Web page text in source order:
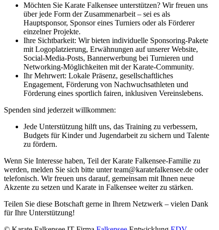
Möchten Sie Karate Falkensee unterstützen? Wir freuen uns
über jede Form der Zusammenarbeit – sei es als
Hauptsponsor, Sponsor eines Turniers oder als Förderer
einzelner Projekte.
Ihre Sichtbarkeit: Wir bieten individuelle Sponsoring-Pakete
mit Logoplatzierung, Erwähnungen auf unserer Website,
Social-Media-Posts, Bannerwerbung bei Turnieren und
Networking-Möglichkeiten mit der Karate-Community.
Ihr Mehrwert: Lokale Präsenz, gesellschaftliches
Engagement, Förderung von Nachwuchsathleten und
Förderung eines sportlich fairen, inklusiven Vereinslebens.
Spenden sind jederzeit willkommen:
Jede Unterstützung hilft uns, das Training zu verbessern,
Budgets für Kinder und Jugendarbeit zu sichern und Talente
zu fördern.
Wenn Sie Interesse haben, Teil der Karate Falkensee-Familie zu
werden, melden Sie sich bitte unter team@karatefalkensee.de oder
telefonisch. Wir freuen uns darauf, gemeinsam mit Ihnen neue
Akzente zu setzen und Karate in Falkensee weiter zu stärken.
Teilen Sie diese Botschaft gerne in Ihrem Netzwerk – vielen Dank
für Ihre Unterstützung!